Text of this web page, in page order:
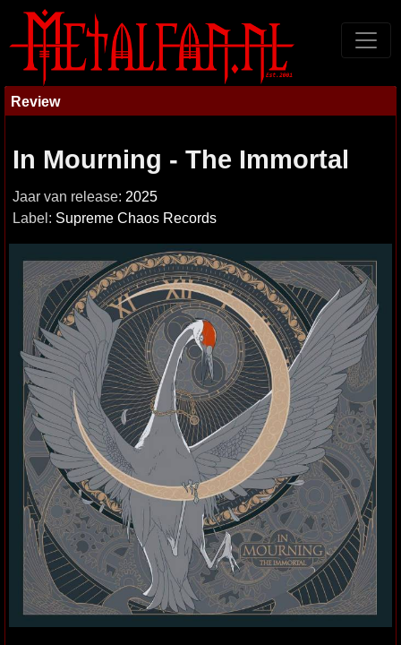
Review
In Mourning - The Immortal
Jaar van release: 2025
Label: Supreme Chaos Records